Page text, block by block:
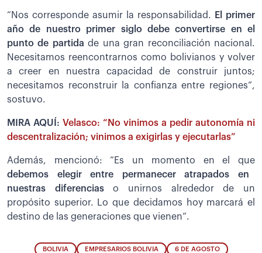
“Nos corresponde asumir la responsabilidad.
El primer
año de nuestro primer siglo debe convertirse en el
punto de partida de una gran reconciliación nacional.
Necesitamos reencontrarnos como bolivianos y volver
a creer en nuestra capacidad de construir juntos;
necesitamos reconstruir la confianza entre regiones”,
sostuvo.
MIRA AQUÍ: Velasco: “No vinimos a pedir autonomía ni
descentralización; vinimos a exigirlas y ejecutarlas”
Además, mencionó: “Es un momento en el que
debemos elegir entre permanecer atrapados en
nuestras diferenciaso unirnos alrededor de un
propósito superior. Lo que decidamos hoy marcará el
destino de las generaciones que vienen”.
BOLIVIA EMPRESARIOS BOLIVIA 6 DE AGOSTO